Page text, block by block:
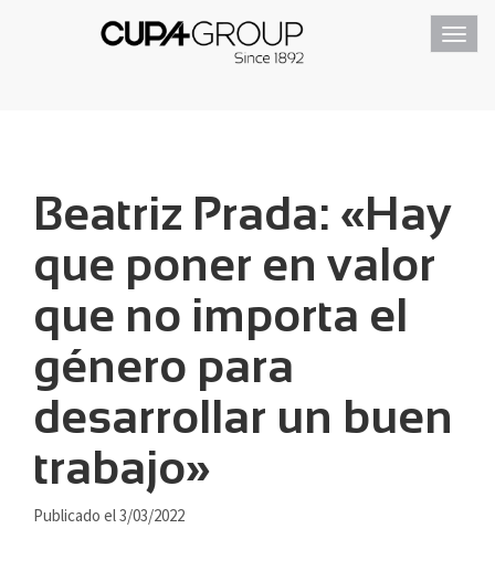
Beatriz Prada: «Hay
que poner en valor
que no importa el
género para
desarrollar un buen
trabajo»
Publicado el 3/03/2022